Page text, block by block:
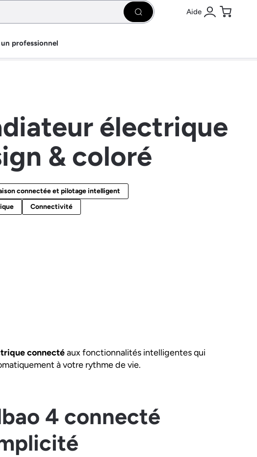
Rechercher Aide
Se connecter
Panier
professionnel
électrique
& coloré
connectée et pilotage intelligent
Connectivité
connectéaux fonctionnalités intelligentes qui
à votre rythme de vie.
4 connecté